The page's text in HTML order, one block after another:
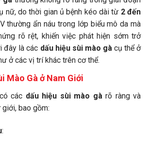
nữ, do thời gian ủ bệnh kéo dài từ 2 đến
thường ẩn náu trong lớp biểu mô da mà
rõ rệt, khiến việc phát hiện sớm trở
đây là các dấu hiệu sùi mào gàcụ thể ở
ở các vị trí khác trên cơ thể.
Mào Gà ở Nam Giới
các dấu hiệu sùi mào gàrõ ràng và
bao gồm:
: